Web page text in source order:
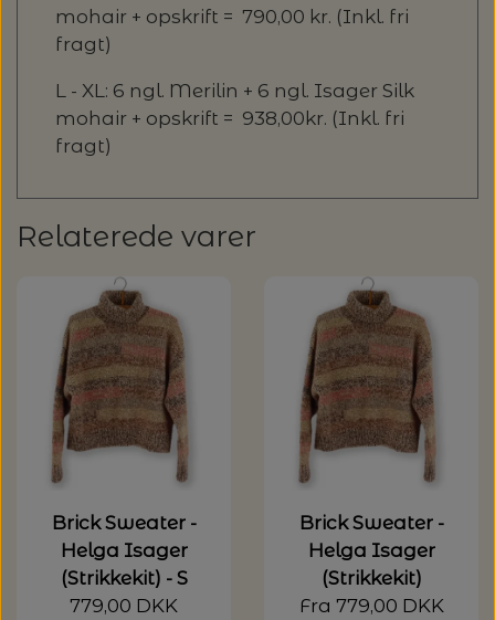
mohair + opskrift = 790,00 kr. (Inkl. fri
fragt)
L - XL: 6 ngl. Merilin + 6 ngl. Isager Silk
mohair + opskrift = 938,00kr. (Inkl. fri
fragt)
Relaterede varer
Brick Sweater -
Helga Isager
(Strikkekit) - S
779,00 DKK
Brick Sweater -
Helga Isager
(Strikkekit)
Fra 779,00 DKK